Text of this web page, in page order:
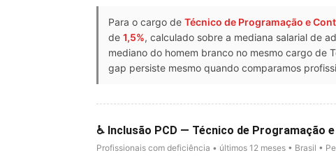
Para o cargo de Técnico de Programação e
de 1,5%, calculado sobre a mediana salarial de
mediano do homem branco no mesmo cargo de
gap persiste mesmo quando comparamos
♿ Inclusão PCD — Técnico de Programação
Profissionais com deficiência • últimos 12 meses • Brasil •